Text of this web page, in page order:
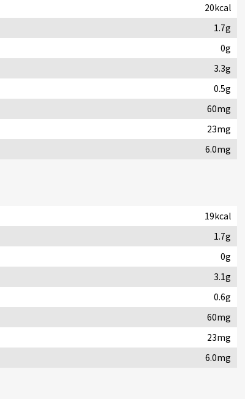
20kcal
1.7g
0g
3.3g
0.5g
60mg
23mg
6.0mg
19kcal
1.7g
0g
3.1g
0.6g
60mg
23mg
6.0mg